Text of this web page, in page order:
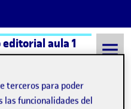
aula 1
terceros para poder
funcionalidades del